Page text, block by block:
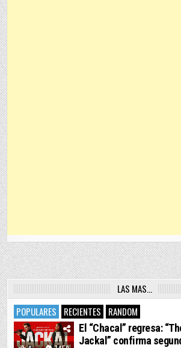
LAS MAS…
POPULARES
RECIENTES RANDOM
El “Chacal” regresa:
Jackal” confirma